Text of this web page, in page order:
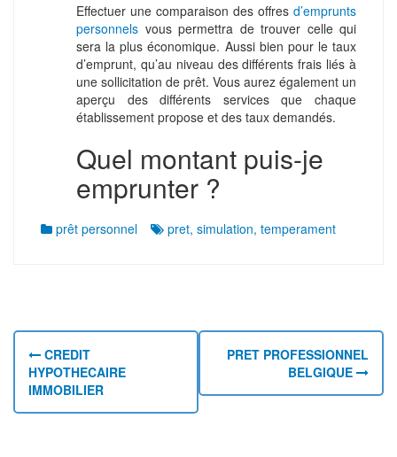
Effectuer une comparaison des offres d’emprunts
personnels vous permettra de trouver celle qui
sera la plus économique. Aussi bien pour le taux
d’emprunt, qu’au niveau des différents frais liés à
une sollicitation de prêt. Vous aurez également un
aperçu des différents services que chaque
établissement propose et des taux demandés.
Quel montant puis-je
emprunter ?
prêt personnel pret, simulation, temperament
N
i
CREDIT
HYPOTHECAIRE
IMMOBILIER
PRET PROFESSIONNEL
BELGIQUE